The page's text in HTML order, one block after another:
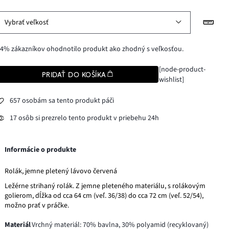
Vybrať veľkosť
zákazníkov ohodnotilo produkt ako zhodný s veľkosťou.
PRIDAŤ DO KOŠÍKA
[node-product-
wishlist]
657 osobám sa tento produkt páči
17 osôb si prezrelo tento produkt v priebehu 24h
Informácie o produkte
Rolák, jemne pletený lávovo červená
Ležérne strihaný rolák. Z jemne pleteného materiálu, s rolákovým
golierom, dĺžka od cca 64 cm (veľ. 36/38) do cca 72 cm (veľ. 52/54),
možno prať v práčke.
MateriálVrchný materiál: 70% bavlna, 30% polyamid (recyklovaný)